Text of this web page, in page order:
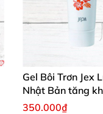
Gel Bôi Trơn Jex
Nhật Bản tăng
dụng
350.000₫